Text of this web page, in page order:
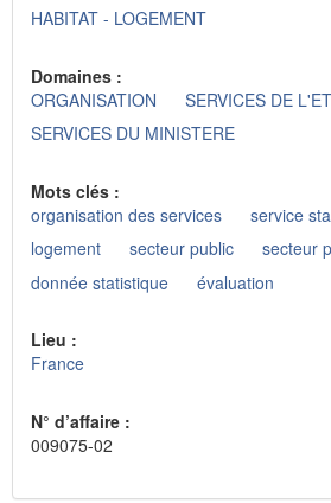
HABITAT - LOGEMENT
Domaines :
ORGANISATION
SERVICES DE
SERVICES DU MINISTERE
Mots clés :
organisation des services
service
logement
secteur public
secteur
donnée statistique
évaluation
Lieu :
France
N° d’affaire :
009075-02